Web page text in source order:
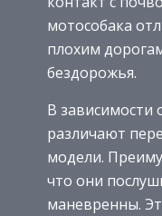
мотособака
плохим
бездорожья.
В зависимости
различают
модели.
что они
маневренны.